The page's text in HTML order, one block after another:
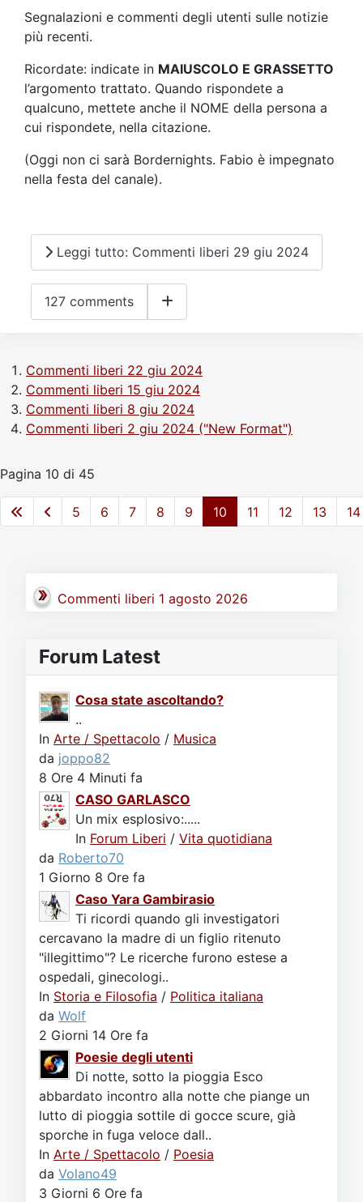
Segnalazioni e commenti degli utenti sulle notizie
più recenti.
Ricordate: indicate in MAIUSCOLO E GRASSETTO
l’argomento trattato. Quando rispondete a
qualcuno, mettete anche il NOME della persona a
cui rispondete, nella citazione.
(Oggi non ci sarà Bordernights. Fabio è impegnato
nella festa del canale).
Leggi tutto: Commenti liberi 29 giu 2024
127 comments
Commenti liberi 22 giu 2024
Commenti liberi 15 giu 2024
Commenti liberi 8 giu 2024
Commenti liberi 2 giu 2024 ("New Format")
Pagina 10 di 45
5 6 7 8 9 10 11 12 13 14
Commenti liberi 1 agosto 2026
Forum Latest
Cosa state ascoltando?
..
In Arte / Spettacolo / Musica
da joppo82
8 Ore 4 Minuti fa
CASO GARLASCO
Un mix esplosivo:.....
In Forum Liberi / Vita quotidiana
da Roberto70
1 Giorno 8 Ore fa
Caso Yara Gambirasio
Ti ricordi quando gli investigatori
cercavano la madre di un figlio ritenuto
"illegittimo"? Le ricerche furono estese a
ospedali, ginecologi..
In Storia e Filosofia / Politica italiana
da Wolf
2 Giorni 14 Ore fa
Poesie degli utenti
Di notte, sotto la pioggia Esco
abbardato incontro alla notte che piange un
lutto di pioggia sottile di gocce scure, già
sporche in fuga veloce dall..
In Arte / Spettacolo / Poesia
da Volano49
3 Giorni 6 Ore fa